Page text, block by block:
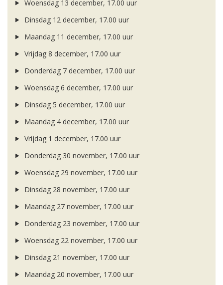
Woensdag 13 december, 17.00 uur
Dinsdag 12 december, 17.00 uur
Maandag 11 december, 17.00 uur
Vrijdag 8 december, 17.00 uur
Donderdag 7 december, 17.00 uur
Woensdag 6 december, 17.00 uur
Dinsdag 5 december, 17.00 uur
Maandag 4 december, 17.00 uur
Vrijdag 1 december, 17.00 uur
Donderdag 30 november, 17.00 uur
Woensdag 29 november, 17.00 uur
Dinsdag 28 november, 17.00 uur
Maandag 27 november, 17.00 uur
Donderdag 23 november, 17.00 uur
Woensdag 22 november, 17.00 uur
Dinsdag 21 november, 17.00 uur
Maandag 20 november, 17.00 uur